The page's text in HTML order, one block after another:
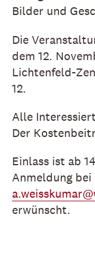
Bilder und
Die
dem 12.
Lichtenfeld-
12.
Alle
Der
Einlass ist ab
Anmeldung
erwünscht.